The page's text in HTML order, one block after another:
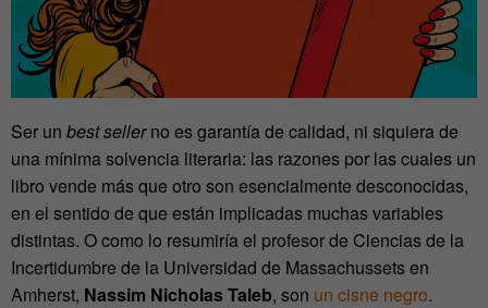
Ser un best sellerno es garantía de calidad, ni siquiera de
una mínima solvencia literaria: las razones por las cuales un
libro vende más que otro son esencialmente desconocidas,
en el sentido de que están implicadas muchas variables
distintas. O como lo resumiría el profesor de Ciencias de la
Incertidumbre de la Universidad de Massachussets en
Amherst, Nassim Nicholas Taleb, son un cisne negro.